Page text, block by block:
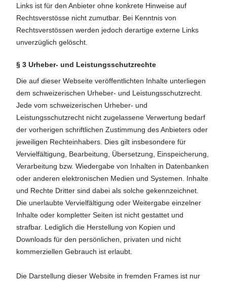
Links ist für den Anbieter ohne konkrete Hinweise auf
Rechtsverstösse nicht zumutbar. Bei Kenntnis von
Rechtsverstössen werden jedoch derartige externe Links
unverzüglich gelöscht.
§ 3 Urheber- und Leistungsschutzrechte
Die auf dieser Webseite veröffentlichten Inhalte unterliegen
dem schweizerischen Urheber- und Leistungsschutzrecht.
Jede vom schweizerischen Urheber- und
Leistungsschutzrecht nicht zugelassene Verwertung bedarf
der vorherigen schriftlichen Zustimmung des Anbieters oder
jeweiligen Rechteinhabers. Dies gilt insbesondere für
Vervielfältigung, Bearbeitung, Übersetzung, Einspeicherung,
Verarbeitung bzw. Wiedergabe von Inhalten in Datenbanken
oder anderen elektronischen Medien und Systemen. Inhalte
und Rechte Dritter sind dabei als solche gekennzeichnet.
Die unerlaubte Vervielfältigung oder Weitergabe einzelner
Inhalte oder kompletter Seiten ist nicht gestattet und
strafbar. Lediglich die Herstellung von Kopien und
Downloads für den persönlichen, privaten und nicht
kommerziellen Gebrauch ist erlaubt.
Die Darstellung dieser Website in fremden Frames ist nur